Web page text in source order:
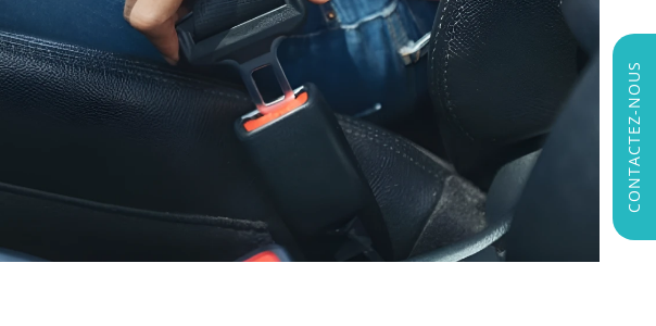
CONTACTEZ-NOUS